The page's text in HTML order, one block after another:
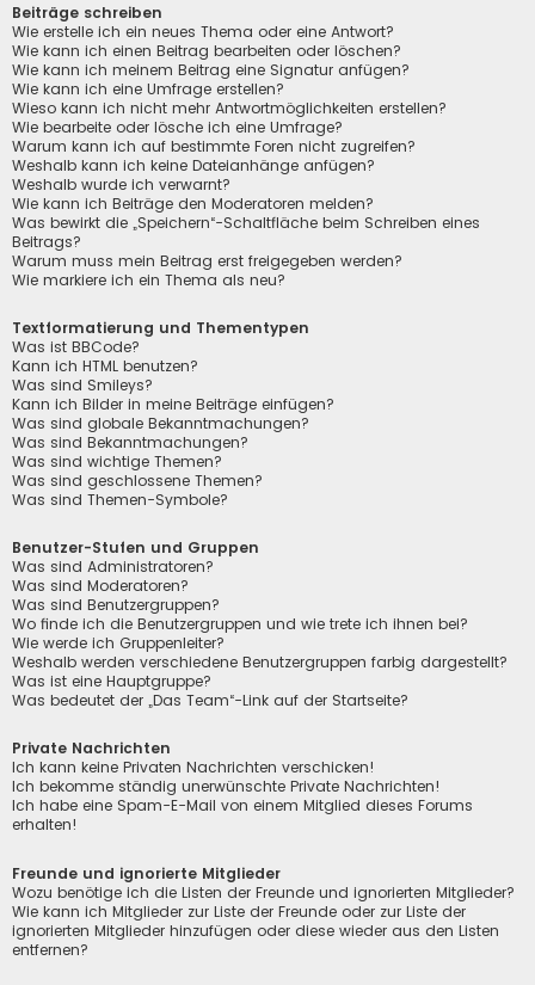
Beiträge schreiben
Wie erstelle ich ein neues Thema oder eine Antwort?
Wie kann ich einen Beitrag bearbeiten oder löschen?
Wie kann ich meinem Beitrag eine Signatur anfügen?
Wie kann ich eine Umfrage erstellen?
Wieso kann ich nicht mehr Antwortmöglichkeiten erstellen?
Wie bearbeite oder lösche ich eine Umfrage?
Warum kann ich auf bestimmte Foren nicht zugreifen?
Weshalb kann ich keine Dateianhänge anfügen?
Weshalb wurde ich verwarnt?
Wie kann ich Beiträge den Moderatoren melden?
Was bewirkt die „Speichern“-Schaltfläche beim Schreiben eines
Beitrags?
Warum muss mein Beitrag erst freigegeben werden?
Wie markiere ich ein Thema als neu?
Textformatierung und Thementypen
Was ist BBCode?
Kann ich HTML benutzen?
Was sind Smileys?
Kann ich Bilder in meine Beiträge einfügen?
Was sind globale Bekanntmachungen?
Was sind Bekanntmachungen?
Was sind wichtige Themen?
Was sind geschlossene Themen?
Was sind Themen-Symbole?
Benutzer-Stufen und Gruppen
Was sind Administratoren?
Was sind Moderatoren?
Was sind Benutzergruppen?
Wo finde ich die Benutzergruppen und wie trete ich ihnen bei?
Wie werde ich Gruppenleiter?
Weshalb werden verschiedene Benutzergruppen farbig dargestellt?
Was ist eine Hauptgruppe?
Was bedeutet der „Das Team“-Link auf der Startseite?
Private Nachrichten
Ich kann keine Privaten Nachrichten verschicken!
Ich bekomme ständig unerwünschte Private Nachrichten!
Ich habe eine Spam-E-Mail von einem Mitglied dieses Forums
erhalten!
Freunde und ignorierte Mitglieder
Wozu benötige ich die Listen der Freunde und ignorierten Mitglieder?
Wie kann ich Mitglieder zur Liste der Freunde oder zur Liste der
ignorierten Mitglieder hinzufügen oder diese wieder aus den Listen
entfernen?